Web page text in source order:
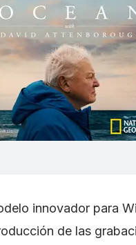
innovador para
de las